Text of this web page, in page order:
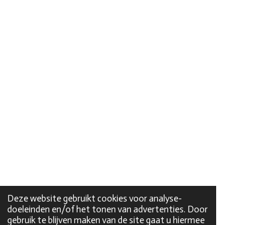
Deze website gebruikt cookies voor analyse-
doeleinden en/of het tonen van advertenties. Door
gebruik te blijven maken van de site gaat u hiermee